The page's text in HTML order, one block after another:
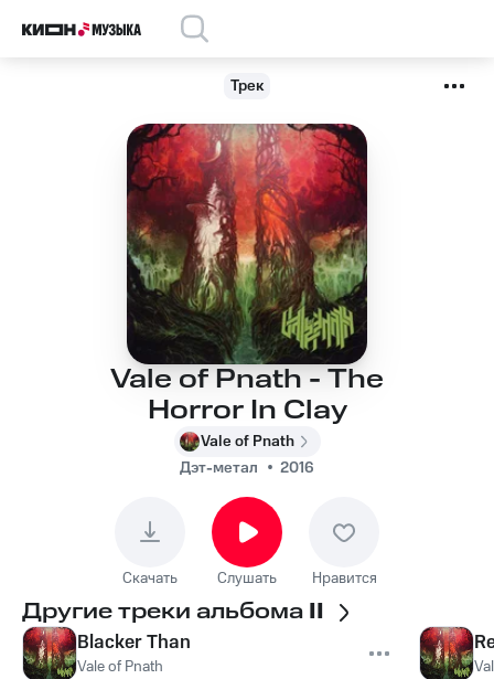
Трек
Vale of Pnath - The
Horror In Clay
Vale of Pnath
Дэт-метал
2016
Скачать Слушать Нравится
Другие треки альбома II
Blacker Than
Vale of Pnath